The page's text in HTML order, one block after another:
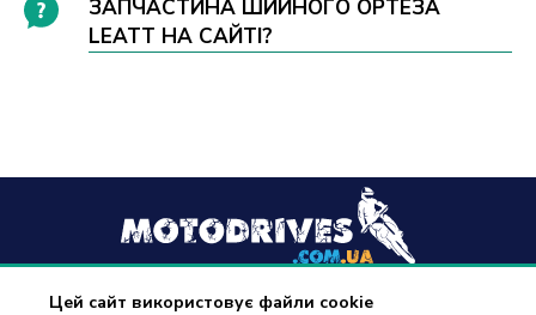
Цей сайт використовує файли cookie
ЗАПЧАСТИНА ШИЙНОГО ОРТЕЗА
LEATT НА САЙТІ?